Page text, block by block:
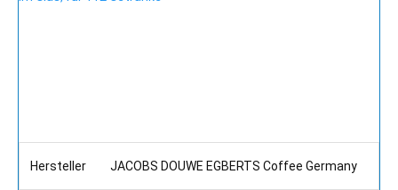
Hersteller JACOBS DOUWE EGBERTS Coffee Germany